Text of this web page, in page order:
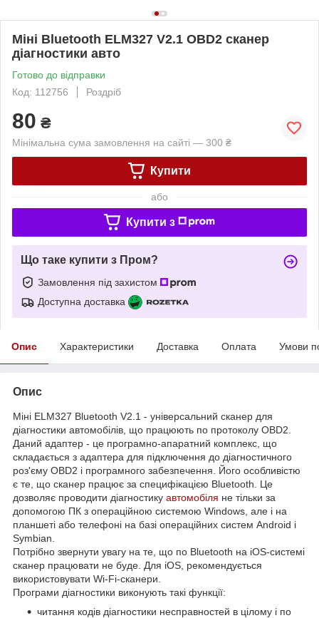
Міні Bluetooth ELM327 V2.1 OBD2 сканер
діагностики авто
Готово до відправки
Код: 112756
Роздріб
80 ₴
Мінімальна сума замовлення на сайті — 300 ₴
Купити
або
Купити з
Що таке купити з Пром?
Замовлення під захистом
Доступна доставка
Опис Характеристики Доставка Оплата Умови
Опис
Міні ELM327 Bluetooth V2.1 - універсальний сканер для
діагностики автомобілів, що працюють по протоколу OBD2.
Даний адаптер - це програмно-апаратний комплекс, що
складається з адаптера для підключення до діагностичного
роз'єму OBD2 і програмного забезпечення. Його особливістю
є те, що сканер працює за специфікацією Bluetooth. Це
дозволяє проводити діагностику автомобіля не тільки за
допомогою ПК з операційною системою Windows, але і на
планшеті або телефоні на базі операційних систем Android і
Symbian.
Потрібно звернути увагу на те, що по Bluetooth на iOS-системі
сканер працювати не буде. Для iOS, рекомендується
використовувати Wi-Fi-сканери.
Програми діагностики виконують такі функції:
читання кодів діагностики несправностей в цілому і по